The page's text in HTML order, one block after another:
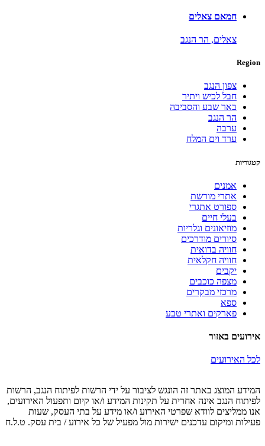
חמאם צאלים
צאלים, הר הנגב
Region
צפון הנגב
חבל לכיש ויתיר
באר שבע והסביבה
הר הנגב
ערבה
ערד וים המלח
קטגוריות
אמנים
אתרי מורשת
ספורט אתגרי
בעלי חיים
מוזיאונים וגלריות
סיורים מודרכים
חוויה בדואית
חוויה חקלאית
יקבים
מצפה כוכבים
מרכזי מבקרים
ספא
פארקים ואתרי טבע
אירועים באזור
לכל האירועים
המידע המוצג באתר זה הונגש לציבור על ידי הרשות לפיתוח הנגב, הרשות
לפיתוח הנגב אינה אחרית על תקינות המידע ו/או קיום ותפעול האירועים,
אנו ממליצים לוודא שפרטי האירוע ו/או מידע על בתי העסק, שעות
פעילות ומיקום עדכנים ישירות מול מפעיל של כל אירוע / בית עסק. ט.ל.ח